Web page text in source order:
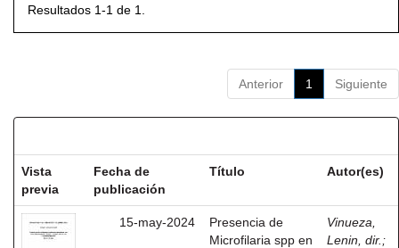
Resultados 1-1 de 1.
Anterior 1 Siguiente
Vista
previa
Fecha de
publicación
Título Autor(es)
15-may-2024
Presencia de
Microfilaria spp en
Vinueza,
Lenin, dir. ;